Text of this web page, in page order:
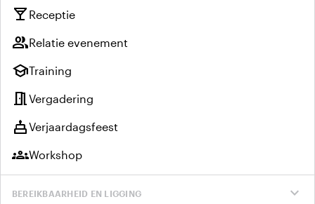
local_bar Receptie
groupRelatie evenement
schoolTraining
meeting_roomVergadering
cakeVerjaardagsfeest
groupsWorkshop
expand_more
BEREIKBAARHEID EN LIGGING